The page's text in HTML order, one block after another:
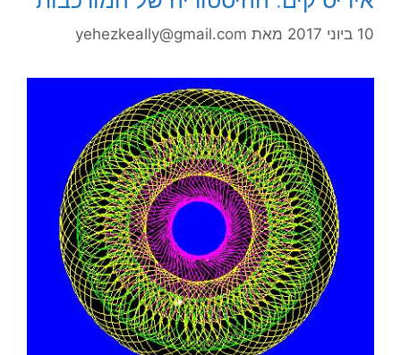
10 ביוני 2017 מאת yehezkeally@gmail.com